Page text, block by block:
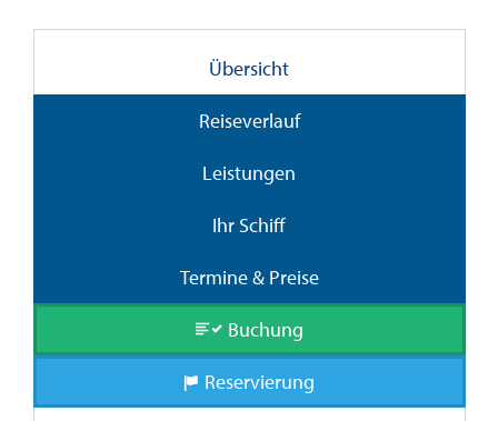
Übersicht
Reiseverlauf
Leistungen
Ihr Schiff
Termine & Preise
Buchung
Reservierung